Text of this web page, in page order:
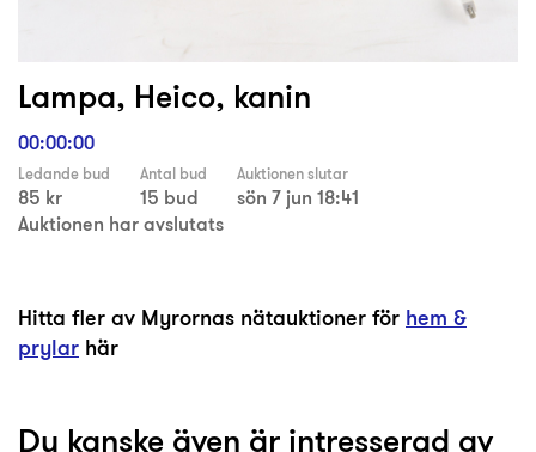
Lampa, Heico, kanin
00:00:00
Ledande bud
85 kr
Antal bud
15 bud
Auktionen slutar
sön 7 jun 18:41
Auktionen har avslutats
Hitta fler av Myrornas nätauktioner för hem &
prylar här
Du kanske även är intresserad av